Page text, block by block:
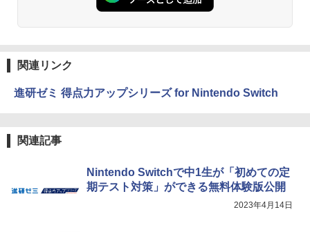
関連リンク
進研ゼミ 得点力アップシリーズ for Nintendo Switch
関連記事
Nintendo Switchで中1生が「初めての定
期テスト対策」ができる無料体験版公開
2023年4月14日